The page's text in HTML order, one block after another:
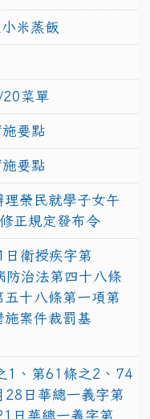
米蒸飯
菜單
要點
要點
理榮民就學子女午
正規定發布令
衛授疾字第
治法第四十八條
十八條第一項第
案件裁罰基
1、第61條之2、74
日華總一義字第
日華總一義字第